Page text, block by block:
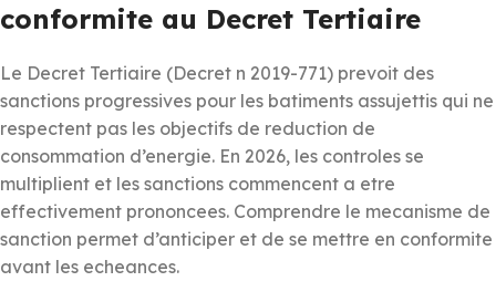
conformite au Decret Tertiaire
Le Decret Tertiaire (Decret n 2019-771) prevoit des
sanctions progressives pour les batiments assujettis qui ne
respectent pas les objectifs de reduction de
consommation d’energie. En 2026, les controles se
multiplient et les sanctions commencent a etre
effectivement prononcees. Comprendre le mecanisme de
sanction permet d’anticiper et de se mettre en conformite
avant les echeances.